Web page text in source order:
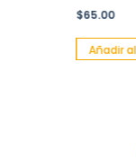
Añadir al carrito